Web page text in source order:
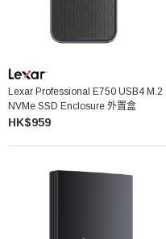
Lexar Professional E750 USB4 M.2
NVMe SSD Enclosure 外置盒
HK$959